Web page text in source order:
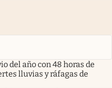
del año con 48 horas de
lluvias y ráfagas de